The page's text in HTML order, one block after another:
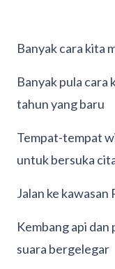
Banyak cara kita
Banyak pula cara
tahun yang baru
Tempat-tempat
untuk bersuka
Jalan ke kawasan
Kembang api
suara bergelegar